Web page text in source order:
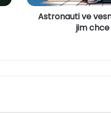
t
e
u
Astronauti ve
jim